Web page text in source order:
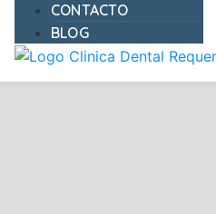
CONTACTO
BLOG